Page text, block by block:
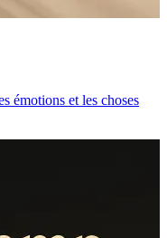
émotions et les choses